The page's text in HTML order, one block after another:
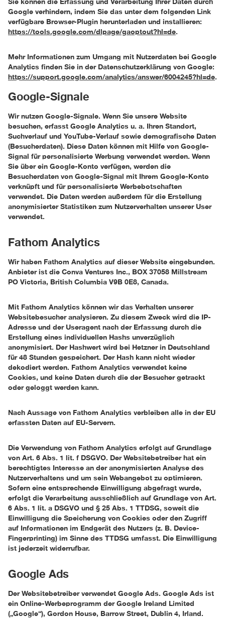
Google verhindern, indem Sie das unter dem folgenden Link
verfügbare Browser-Plugin herunterladen und installieren:
https://tools.google.com/dlpage/gaoptout?hl=de.
Mehr Informationen zum Umgang mit Nutzerdaten bei Google
Analytics finden Sie in der Datenschutzerklärung von Google:
https://support.google.com/analytics/answer/6004245?hl=de.
Google-Signale
Wir nutzen Google-Signale. Wenn Sie unsere Website
besuchen, erfasst Google Analytics u. a. Ihren Standort,
Suchverlauf und YouTube-Verlauf sowie demografische Daten
(Besucherdaten). Diese Daten können mit Hilfe von Google-
Signal für personalisierte Werbung verwendet werden. Wenn
Sie über ein Google-Konto verfügen, werden die
Besucherdaten von Google-Signal mit Ihrem Google-Konto
verknüpft und für personalisierte Werbebotschaften
verwendet. Die Daten werden außerdem für die Erstellung
anonymisierter Statistiken zum Nutzerverhalten unserer User
verwendet.
Fathom Analytics
Wir haben Fathom Analytics auf dieser Website eingebunden.
Anbieter ist die Conva Ventures Inc., BOX 37058 Millstream
PO Victoria, British Columbia V9B 0E8, Canada.
Mit Fathom Analytics können wir das Verhalten unserer
Websitebesucher analysieren. Zu diesem Zweck wird die IP-
Adresse und der Useragent nach der Erfassung durch die
Erstellung eines individuellen Hashs unverzüglich
anonymisiert. Der Hashwert wird bei Hetzner in Deutschland
für 48 Stunden gespeichert. Der Hash kann nicht wieder
dekodiert werden. Fathom Analytics verwendet keine
Cookies, und keine Daten durch die der Besucher getrackt
oder geloggt werden kann.
Nach Aussage von Fathom Analytics verbleiben alle in der EU
erfassten Daten auf EU-Servern.
Die Verwendung von Fathom Analytics erfolgt auf Grundlage
von Art. 6 Abs. 1 lit. f DSGVO. Der Websitebetreiber hat ein
berechtigtes Interesse an der anonymisierten Analyse des
Nutzerverhaltens und um sein Webangebot zu optimieren.
Sofern eine entsprechende Einwilligung abgefragt wurde,
erfolgt die Verarbeitung ausschließlich auf Grundlage von Art.
6 Abs. 1 lit. a DSGVO und § 25 Abs. 1 TTDSG, soweit die
Einwilligung die Speicherung von Cookies oder den Zugriff
auf Informationen im Endgerät des Nutzers (z. B. Device-
Fingerprinting) im Sinne des TTDSG umfasst. Die Einwilligung
ist jederzeit widerrufbar.
Google Ads
Der Websitebetreiber verwendet Google Ads. Google Ads ist
ein Online-Werbeprogramm der Google Ireland Limited
(„Google“), Gordon House, Barrow Street, Dublin 4, Irland.